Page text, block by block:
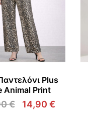
Plus
Animal Print
€
Original
14,90 €